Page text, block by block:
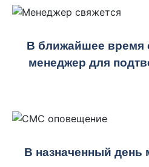
В ближайшее время
менеджер для
В назначенный